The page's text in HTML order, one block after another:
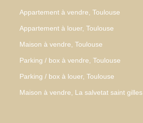
Appartement à vendre, Toulouse
Appartement à louer, Toulouse
Maison à vendre, Toulouse
Parking / box à vendre, Toulouse
Parking / box à louer, Toulouse
Maison à vendre, La salvetat saint gilles